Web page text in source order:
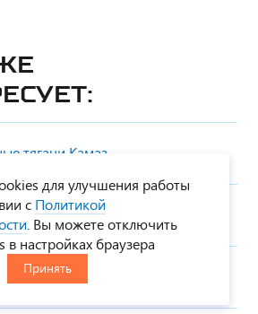
тягачи Камаз
тягачи Урал
тягачи IVECO
для улучшения работы
с Политикой
. Вы можете отключить
в настройках браузера
Принять